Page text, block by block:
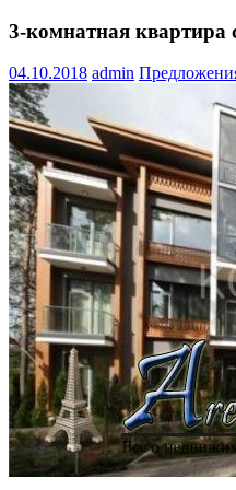
3-комнатная квартира
04.10.2018 admin